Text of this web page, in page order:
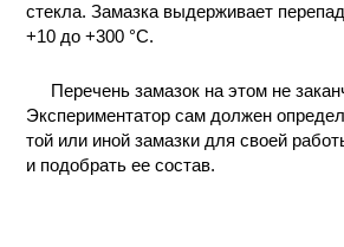
стекла. Замазка выдерживает
+10 до +300 °С.
Перечень замазок на этом не
Экспериментатор сам должен
той или иной замазки для своей
и подобрать ее состав.